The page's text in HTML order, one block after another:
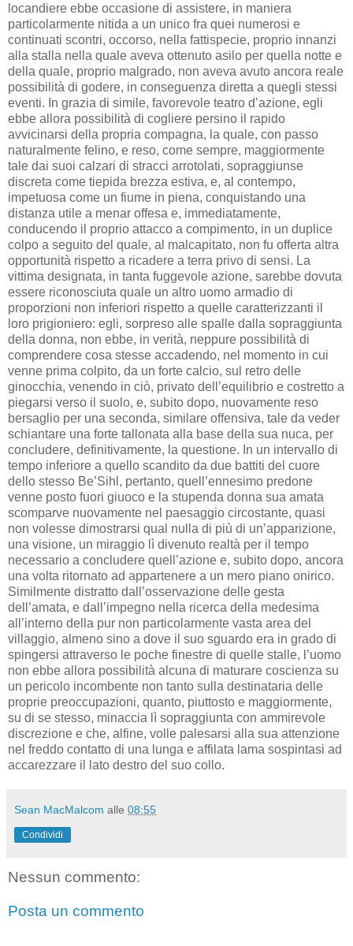
locandiere ebbe occasione di assistere, in maniera
particolarmente nitida a un unico fra quei numerosi e
continuati scontri, occorso, nella fattispecie, proprio innanzi
alla stalla nella quale aveva ottenuto asilo per quella notte e
della quale, proprio malgrado, non aveva avuto ancora reale
possibilità di godere, in conseguenza diretta a quegli stessi
eventi. In grazia di simile, favorevole teatro d’azione, egli
ebbe allora possibilità di cogliere persino il rapido
avvicinarsi della propria compagna, la quale, con passo
naturalmente felino, e reso, come sempre, maggiormente
tale dai suoi calzari di stracci arrotolati, sopraggiunse
discreta come tiepida brezza estiva, e, al contempo,
impetuosa come un fiume in piena, conquistando una
distanza utile a menar offesa e, immediatamente,
conducendo il proprio attacco a compimento, in un duplice
colpo a seguito del quale, al malcapitato, non fu offerta altra
opportunità rispetto a ricadere a terra privo di sensi. La
vittima designata, in tanta fuggevole azione, sarebbe dovuta
essere riconosciuta quale un altro uomo armadio di
proporzioni non inferiori rispetto a quelle caratterizzanti il
loro prigioniero: egli, sorpreso alle spalle dalla sopraggiunta
della donna, non ebbe, in verità, neppure possibilità di
comprendere cosa stesse accadendo, nel momento in cui
venne prima colpito, da un forte calcio, sul retro delle
ginocchia, venendo in ciò, privato dell’equilibrio e costretto a
piegarsi verso il suolo, e, subito dopo, nuovamente reso
bersaglio per una seconda, similare offensiva, tale da veder
schiantare una forte tallonata alla base della sua nuca, per
concludere, definitivamente, la questione. In un intervallo di
tempo inferiore a quello scandito da due battiti del cuore
dello stesso Be’Sihl, pertanto, quell’ennesimo predone
venne posto fuori giuoco e la stupenda donna sua amata
scomparve nuovamente nel paesaggio circostante, quasi
non volesse dimostrarsi qual nulla di più di un’apparizione,
una visione, un miraggio lì divenuto realtà per il tempo
necessario a concludere quell’azione e, subito dopo, ancora
una volta ritornato ad appartenere a un mero piano onirico.
Similmente distratto dall’osservazione delle gesta
dell’amata, e dall’impegno nella ricerca della medesima
all’interno della pur non particolarmente vasta area del
villaggio, almeno sino a dove il suo sguardo era in grado di
spingersi attraverso le poche finestre di quelle stalle, l’uomo
non ebbe allora possibilità alcuna di maturare coscienza su
un pericolo incombente non tanto sulla destinataria delle
proprie preoccupazioni, quanto, piuttosto e maggiormente,
su di se stesso, minaccia lì sopraggiunta con ammirevole
discrezione e che, alfine, volle palesarsi alla sua attenzione
nel freddo contatto di una lunga e affilata lama sospintasi ad
accarezzare il lato destro del suo collo.
Sean MacMalcom alle 08:55
Condividi
Nessun commento:
Posta un commento